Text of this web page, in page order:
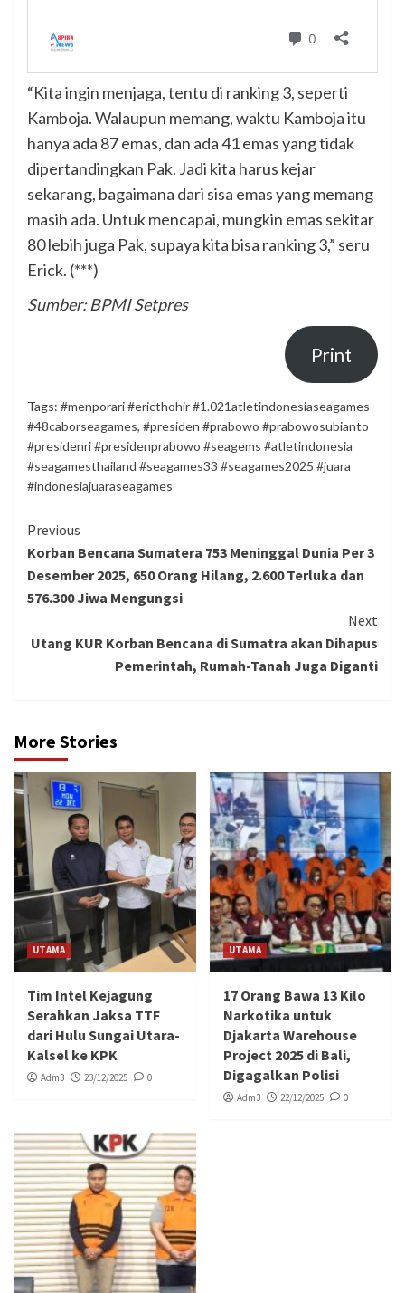
“Kita ingin menjaga, tentu di ranking 3, seperti
Kamboja. Walaupun memang, waktu Kamboja itu
hanya ada 87 emas, dan ada 41 emas yang tidak
dipertandingkan Pak. Jadi kita harus kejar
sekarang, bagaimana dari sisa emas yang memang
masih ada. Untuk mencapai, mungkin emas sekitar
80 lebih juga Pak, supaya kita bisa ranking 3,” seru
Erick. (***)
Sumber: BPMI Setpres
Print
Tags: #menporari #ericthohir #1.021atletindonesiaseagames
#48caborseagames, #presiden #prabowo #prabowosubianto
#presidenri #presidenprabowo #seagems #atletindonesia
#seagamesthailand #seagames33 #seagames2025 #juara
#indonesiajuaraseagames
Continue
Reading
Previous
Korban Bencana Sumatera 753 Meninggal Dunia Per 3
Desember 2025, 650 Orang Hilang, 2.600 Terluka dan
576.300 Jiwa Mengungsi
Next
Utang KUR Korban Bencana di Sumatra akan Dihapus
Pemerintah, Rumah-Tanah Juga Diganti
More Stories
UTAMA
Tim Intel Kejagung
Serahkan Jaksa TTF
dari Hulu Sungai Utara-
Kalsel ke KPK
Adm3 23/12/2025 0
UTAMA
17 Orang Bawa 13 Kilo
Narkotika untuk
Djakarta Warehouse
Project 2025 di Bali,
Digagalkan Polisi
Adm3 22/12/2025 0